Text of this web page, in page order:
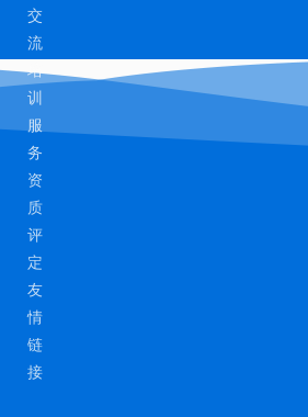
交
流
培
训
服
务
资
质
评
定
友
情
链
接